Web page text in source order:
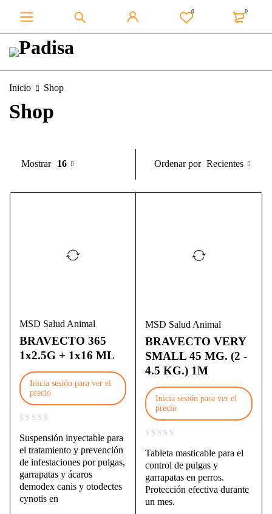
0 0
Inicio Shop
Shop
Ordenar por Recientes
Mostrar 16
MSD Salud Animal
BRAVECTO 365
1x2.5G + 1x16 ML
Inicia sesión para ver el
precio
Suspensión inyectable para
el tratamiento y prevención
de infestaciones por pulgas,
garrapatas y ácaros
demodex canis y otodectes
cynotis en
MSD Salud Animal
BRAVECTO VERY
SMALL 45 MG. (2 -
4.5 KG.) 1M
Inicia sesión para ver el
precio
Tableta masticable para el
control de pulgas y
garrapatas en perros.
Protección efectiva durante
un mes.